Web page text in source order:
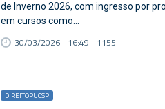
de Inverno 2026, com ingresso por
em cursos como...
30/03/2026 - 16:49 - 1155
DIREITOPUCSP